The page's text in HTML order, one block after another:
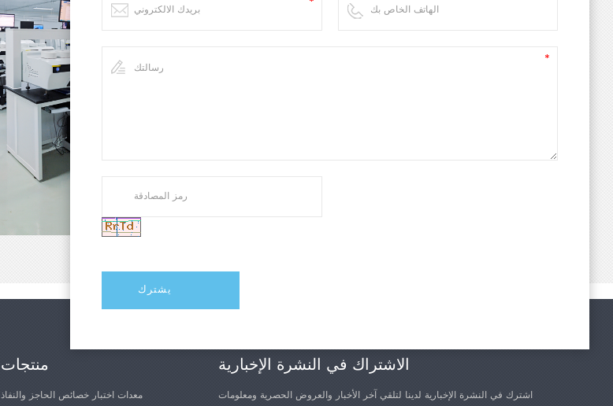
منتجات
معدات اختبار خصائص الحاجز والنفاذ
الاشتراك في النشرة الإخبارية
اشترك في النشرة الإخبارية لدينا لتلقي آخر الأخبار والعروض الحصرية ومعلومات